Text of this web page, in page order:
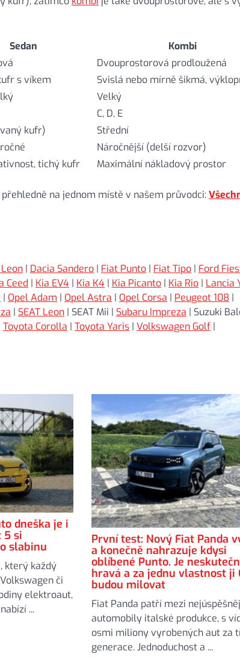
Sedan
Kombi
Dvouprostorová prodloužená
s víkem
Svislá nebo mírně šikmá,
Velký
C, D, E
kufr)
Střední
Náročnější (delší rozvor)
tichý kufr Maximální nákladový prostor
na jednom místě v našem průvodci:
| Dacia Sandero | Fiat Punto | Fiat Tipo | Ford
Ceed | Kia EV4 | Kia K4 | Kia Picanto | Kia Rio | Lancia
| Opel Adam | Opel Astra | Opel Corsa | Peugeot 108 |
| SEAT Leon | SEAT Mii | Subaru Impreza | Suzuki
Toyota Corolla | Toyota Yaris | Volkswagen Golf |
dneška je i
5 si
slabinu
který každý
či
elektroaut,
...
První test: Nový Fiat Panda
a konečně nahrazuje kdysi
oblíbené Punto. Je
hravá a za jednu vlastnost ji
budou milovat
Fiat Panda patří mezi
automobily italské produkce, s
osmi miliony vyrobených aut za
generace. Jednoduchost a ...